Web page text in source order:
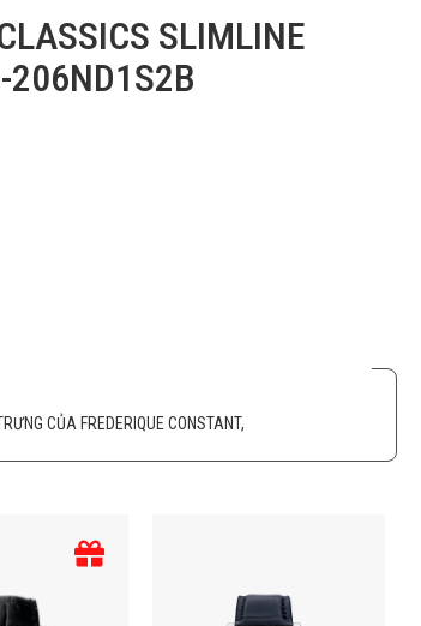
SLIMLINE
206ND1S2B
CỦA FREDERIQUE CONSTANT,